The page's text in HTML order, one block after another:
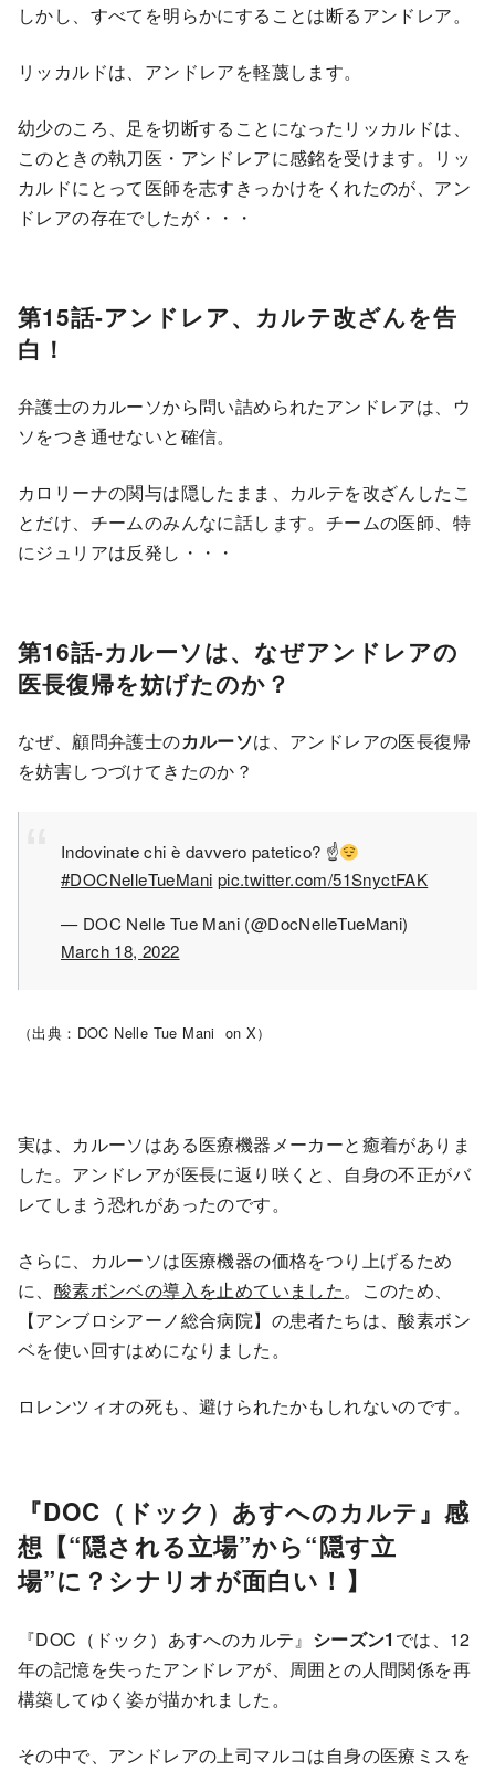
しかし、すべてを明らかにすることは断るアンドレア。
リッカルドは、アンドレアを軽蔑します。
幼少のころ、足を切断することになったリッカルドは、
このときの執刀医・アンドレアに感銘を受けます。リッ
カルドにとって医師を志すきっかけをくれたのが、アン
ドレアの存在でしたが・・・
第15話-アンドレア、カルテ改ざんを告
白！
弁護士のカルーソから問い詰められたアンドレアは、ウ
ソをつき通せないと確信。
カロリーナの関与は隠したまま、カルテを改ざんしたこ
とだけ、チームのみんなに話します。チームの医師、特
にジュリアは反発し・・・
第16話-カルーソは、なぜアンドレアの
医長復帰を妨げたのか？
なぜ、顧問弁護士のカルーソは、アンドレアの医長復帰
を妨害しつづけてきたのか？
Indovinate chi è davvero patetico? ☝
#DOCNelleTueMani pic.twitter.com/51SnyctFAK
— DOC Nelle Tue Mani (@DocNelleTueMani)
March 18, 2022
（出典：DOC Nelle Tue Mani on X）
実は、カルーソはある医療機器メーカーと癒着がありま
した。アンドレアが医長に返り咲くと、自身の不正がバ
レてしまう恐れがあったのです。
さらに、カルーソは医療機器の価格をつり上げるため
に、 酸素ボンベの導入を止めていました。このため、
【アンブロシアーノ総合病院】の患者たちは、酸素ボン
ベを使い回すはめになりました。
ロレンツィオの死も、避けられたかもしれないのです。
『DOC（ドック）あすへのカルテ』感
想【“隠される立場”から“隠す立
場”に？シナリオが面白い！】
『DOC（ドック）あすへのカルテ』 シーズン1 では、12
年の記憶を失ったアンドレアが、周囲との人間関係を再
構築してゆく姿が描かれました。
その中で、アンドレアの上司マルコは自身の医療ミスを